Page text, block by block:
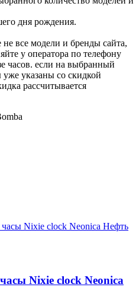
дня рождения.
все модели и бренды сайта,
у оператора по телефону
часов. если на выбранный
указаны со скидкой
рассчитывается
Nixie clock Neonica